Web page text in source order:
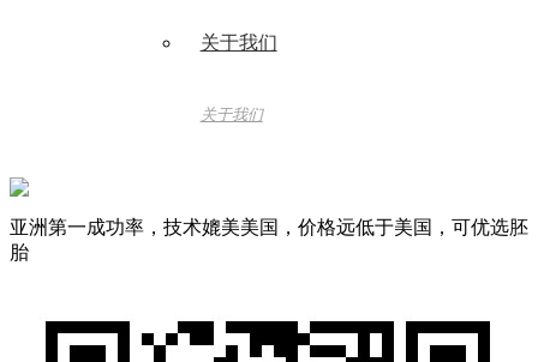
关于我们
关于我们
亚洲第一成功率，技术媲美美国，价格远低于美国，可优选胚
胎